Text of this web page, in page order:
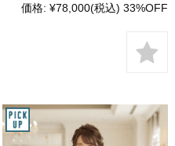
価格: ¥78,000(税込) 33%OFF